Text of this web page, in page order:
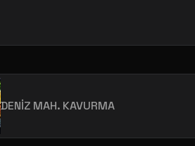
DENİZ MAH. KAVURMA